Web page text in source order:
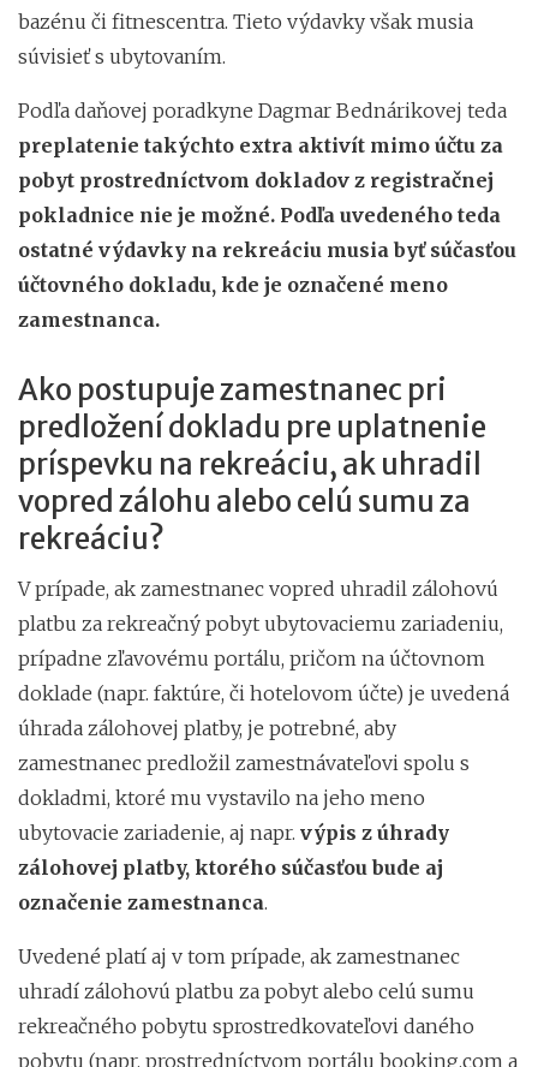
bazénu či fitnescentra. Tieto výdavky však musia
súvisieť s ubytovaním.
Podľa daňovej poradkyne Dagmar Bednárikovej teda
preplatenie takýchto extra aktivít mimo účtu za
pobyt prostredníctvom dokladov z registračnej
pokladnice nie je možné. Podľa uvedeného teda
ostatné výdavky na rekreáciu musia byť súčasťou
účtovného dokladu, kde je označené meno
zamestnanca.
Ako postupuje zamestnanec pri
predložení dokladu pre uplatnenie
príspevku na rekreáciu, ak uhradil
vopred zálohu alebo celú sumu za
rekreáciu?
V prípade, ak zamestnanec vopred uhradil zálohovú
platbu za rekreačný pobyt ubytovaciemu zariadeniu,
prípadne zľavovému portálu, pričom na účtovnom
doklade (napr. faktúre, či hotelovom účte) je uvedená
úhrada zálohovej platby, je potrebné, aby
zamestnanec predložil zamestnávateľovi spolu s
dokladmi, ktoré mu vystavilo na jeho meno
ubytovacie zariadenie, aj napr. výpis z úhrady
zálohovej platby, ktorého súčasťou bude aj
označenie zamestnanca.
Uvedené platí aj v tom prípade, ak zamestnanec
uhradí zálohovú platbu za pobyt alebo celú sumu
rekreačného pobytu sprostredkovateľovi daného
pobytu (napr. prostredníctvom portálu booking.com a